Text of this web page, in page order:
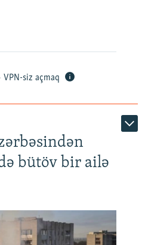
VPN-siz açmaq
bütöv bir ailə